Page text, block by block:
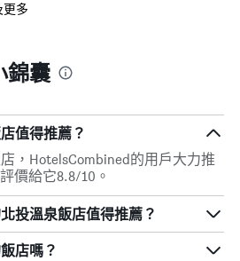
更多
錦囊
值得推薦？
，HotelsCombined的用戶大力推
價給它8.8/10。
投溫泉飯店值得推薦？
店嗎？